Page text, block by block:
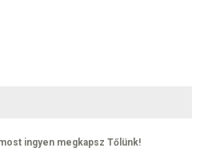
ingyen megkapsz Tőlünk!